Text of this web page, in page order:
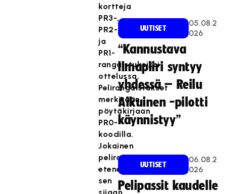
kortteja
PR3-,
PR2-
ja
PR1-
rangaistuksiksi
ottelussa.
Pelirangaistukset
merkitään
pöytäkirjaan
PR0-
koodilla.
Jokainen
pelirangaistus
etenee
sen
UUTISET
05.08.2
026
“Kannustava
ilmapiiri syntyy
yhdessä – Reilu
Aikuinen -pilotti
käynnistyy”
UUTISET
06.08.2
026
Pelipassit kaudelle